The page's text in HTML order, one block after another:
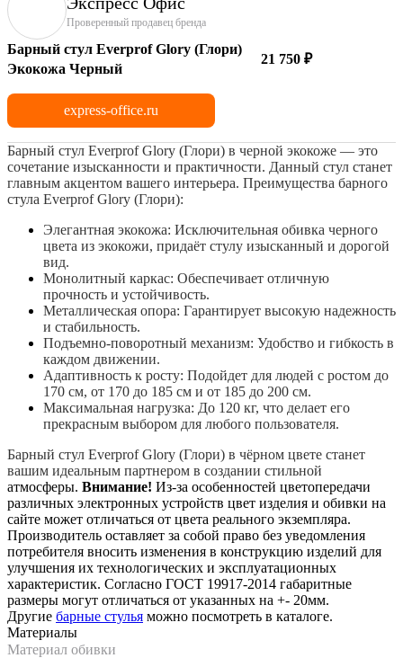
Проверенный продавец бренда
Барный стул Everprof Glory (Глори)
Экокожа Черный
21 750 ₽
express-office.ru
Барный стул Everprof Glory (Глори) в черной экокоже — это
сочетание изысканности и практичности. Данный стул станет
главным акцентом вашего интерьера. Преимущества барного
стула Everprof Glory (Глори):
Элегантная экокожа: Исключительная обивка черного
цвета из экокожи, придаёт стулу изысканный и дорогой
вид.
Монолитный каркас: Обеспечивает отличную
прочность и устойчивость.
Металлическая опора: Гарантирует высокую надежность
и стабильность.
Подъемно-поворотный механизм: Удобство и гибкость в
каждом движении.
Адаптивность к росту: Подойдет для людей с ростом до
170 см, от 170 до 185 см и от 185 до 200 см.
Максимальная нагрузка: До 120 кг, что делает его
прекрасным выбором для любого пользователя.
Барный стул Everprof Glory (Глори) в чёрном цвете станет
вашим идеальным партнером в создании стильной
атмосферы. Внимание! Из-за особенностей цветопередачи
различных электронных устройств цвет изделия и обивки на
сайте может отличаться от цвета реального экземпляра.
Производитель оставляет за собой право без уведомления
потребителя вносить изменения в конструкцию изделий для
улучшения их технологических и эксплуатационных
характеристик. Согласно ГОСТ 19917-2014 габаритные
размеры могут отличаться от указанных на +- 20мм.
Другие барные стулья можно посмотреть в каталоге.
Материалы
Материал обивки